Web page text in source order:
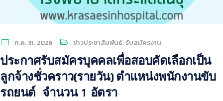
ก.ค. 31, 2026 ข่าวประชาสัมพันธ์, รับสมัครงาน
ประกาศรับสมัครบุคคลเพื่อสอบคัดเลือกเป็น
ลูกจ้างชั่วคราว(รายวัน) ตำแหน่งพนักงานขับ
รถยนต์ จำนวน 1 อัตรา